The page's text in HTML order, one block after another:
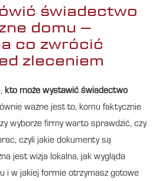
świadectwo
domu –
co zwrócić
zleceniem
kto może wystawić świadectwo
ważne jest to, komu faktycznie
wyborze firmy warto sprawdzić, czy
czyli jakie dokumenty są
jest wizja lokalna, jak wygląda
i w jakiej formie otrzymasz gotowe